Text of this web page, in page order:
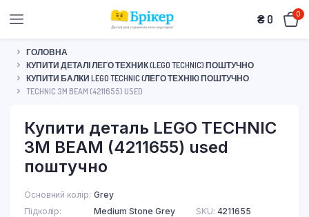
₴ 0 0
ГОЛОВНА
КУПИТИ ДЕТАЛІ ЛЕГО ТЕХНИК (LEGO TECHNIC) ПОШТУЧНО
КУПИТИ БАЛКИ LEGO TECHNIC (ЛЕГО ТЕХНІК) ПОШТУЧНО
TECHNIC 3M BEAM (4211655) USED
Купити деталь LEGO TECHNIC
3M BEAM (4211655) used
поштучно
Основний колір Grey
Підколір
Medium Stone Grey
SKU: 4211655